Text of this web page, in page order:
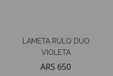
LAMETA RULO DUO
VIOLETA
ARS 650